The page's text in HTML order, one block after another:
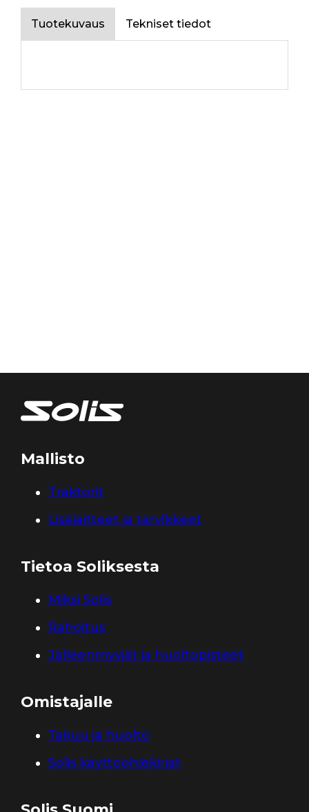
Tuotekuvaus Tekniset tiedot
Mallisto
Traktorit
Lisälaitteet ja tarvikkeet
Tietoa Soliksesta
Miksi Solis
Rahoitus
Jälleenmyyjät ja huoltopisteet
Omistajalle
Takuu ja huolto
Solis käyttöohjekirjat